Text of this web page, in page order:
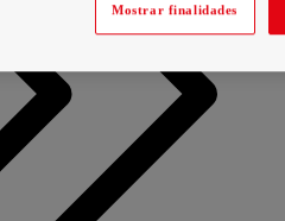
Mostrar finalidades